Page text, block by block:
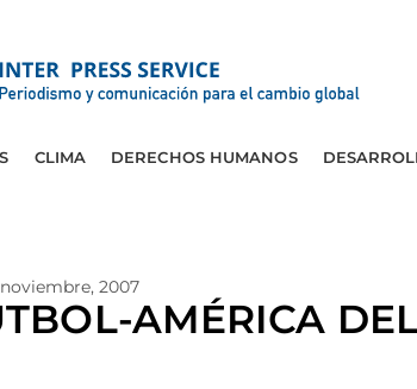
CLIMA DERECHOS HUMANOS
2007
AMÉRICA